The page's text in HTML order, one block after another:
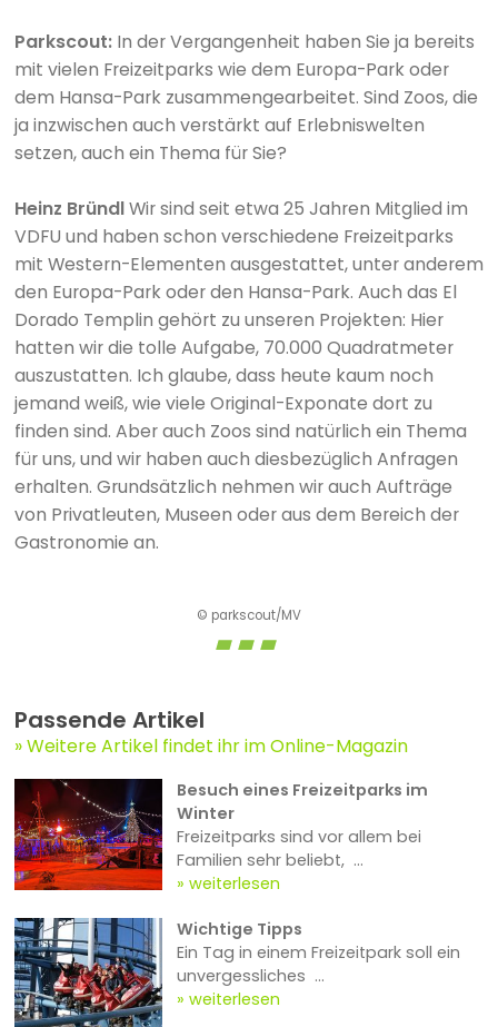
Parkscout:In der Vergangenheit haben Sie ja bereits
mit vielen Freizeitparks wie dem Europa-Park oder
dem Hansa-Park zusammengearbeitet. Sind Zoos, die
ja inzwischen auch verstärkt auf Erlebniswelten
setzen, auch ein Thema für Sie?
Heinz BründlWir sind seit etwa 25 Jahren Mitglied im
VDFU und haben schon verschiedene Freizeitparks
mit Western-Elementen ausgestattet, unter anderem
den Europa-Park oder den Hansa-Park. Auch das El
Dorado Templin gehört zu unseren Projekten: Hier
hatten wir die tolle Aufgabe, 70.000 Quadratmeter
auszustatten. Ich glaube, dass heute kaum noch
jemand weiß, wie viele Original-Exponate dort zu
finden sind. Aber auch Zoos sind natürlich ein Thema
für uns, und wir haben auch diesbezüglich Anfragen
erhalten. Grundsätzlich nehmen wir auch Aufträge
von Privatleuten, Museen oder aus dem Bereich der
Gastronomie an.
© parkscout/MV
Passende Artikel
Weitere Artikel findet ihr im Online-Magazin
Besuch eines Freizeitparks im
Winter
Freizeitparks sind vor allem bei
Familien sehr beliebt, ...
weiterlesen
Wichtige Tipps
Ein Tag in einem Freizeitpark soll ein
unvergessliches ...
weiterlesen